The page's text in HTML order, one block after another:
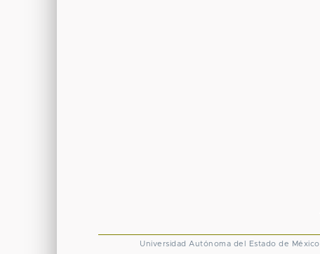
Universidad Autónoma del Estado de México